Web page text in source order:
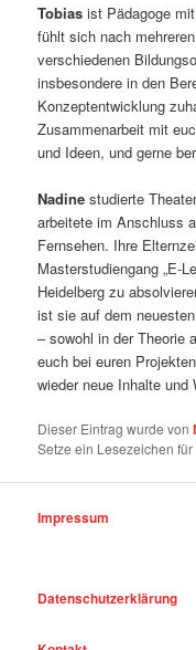
Tobiasist Pädagoge
fühlt sich nach
verschiedenen
insbesondere in den
Konzeptentwicklung
Zusammenarbeit mit
und Ideen, und gerne
Nadine studierte
arbeitete im Anschluss
Fernsehen. Ihre
Masterstudiengang „E-
Heidelberg zu
ist sie auf dem
– sowohl in der Theorie
euch bei euren
wieder neue Inhalte und
Dieser Eintrag wurde von
Setze ein Lesezeichen für
Impressum
Datenschutzerklärung